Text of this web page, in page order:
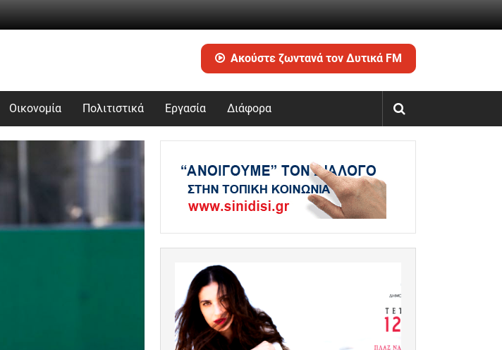
Ακούστε ζωντανά τον Δυτικά FM
Οικονομία Πολιτιστικά Εργασία Διάφορα